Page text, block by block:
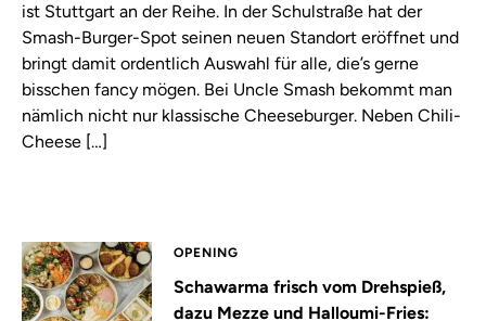
ist Stuttgart an der Reihe. In der Schulstraße hat der
Smash-Burger-Spot seinen neuen Standort eröffnet und
bringt damit ordentlich Auswahl für alle, die’s gerne
bisschen fancy mögen. Bei Uncle Smash bekommt man
nämlich nicht nur klassische Cheeseburger. Neben Chili-
Cheese […]
OPENING
Schawarma frisch vom Drehspieß,
dazu Mezze und Halloumi-Fries: